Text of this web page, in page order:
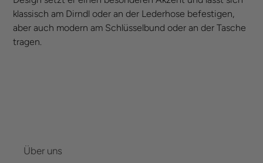
klassisch am Dirndl oder an der Lederhose befestigen,
aber auch modern am Schlüsselbund oder an der Tasche
tragen.
Über uns